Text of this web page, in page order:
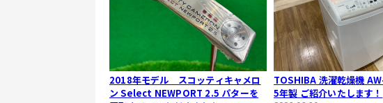
2018年モデル スコッティキャメロ
ン Select NEWPORT 2.5 パターを
TOSHIBA 洗濯乾燥機
5年製 ご紹介いたします！